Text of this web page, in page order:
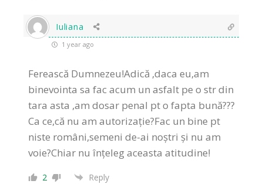
Iuliana
1 year ago
Ferească Dumnezeu!Adică ,daca eu,am
binevointa sa fac acum un asfalt pe o str din
tara asta ,am dosar penal pt o fapta bună???
Ca ce,că nu am autorizație?Fac un bine pt
niste români,semeni de-ai noștri și nu am
voie?Chiar nu înțeleg aceasta atitudine!
2 Reply